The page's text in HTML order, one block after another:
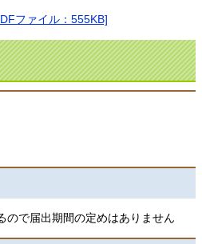
ファイル：555KB]
ので届出期間の定めはありません